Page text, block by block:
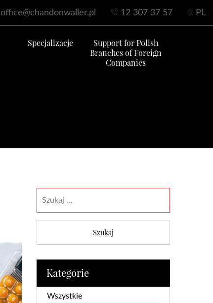
office@chandonwaller.pl 12 307 37 57 PL
Specjalizacje
Support for Polish
Branches of Foreign
Companies
Kategorie
Wszystkie